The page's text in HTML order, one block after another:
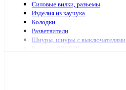
Силовые вилки, разъемы
Изделия из каучука
Колодки
Разветвители
Шнуры, шнуры с выключателями
Разъемы РШ-ВШ